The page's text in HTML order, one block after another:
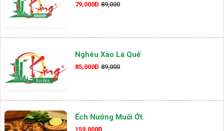
79,000Đ 89,000
Nghêu Xào Lá Quế
85,000Đ 89,000
Ếch Nướng Muối Ớt.
159,000Đ